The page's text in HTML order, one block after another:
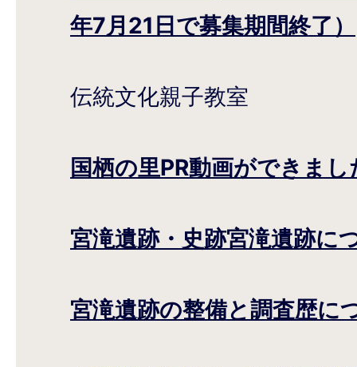
年7月21日で募集期間終了）
伝統文化親子教室
国栖の里PR動画ができまし
宮滝遺跡・史跡宮滝遺跡に
宮滝遺跡の整備と調査歴に